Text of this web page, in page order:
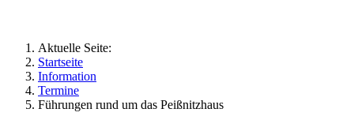
Aktuelle Seite:
Startseite
Information
Termine
Führungen rund um das Peißnitzhaus